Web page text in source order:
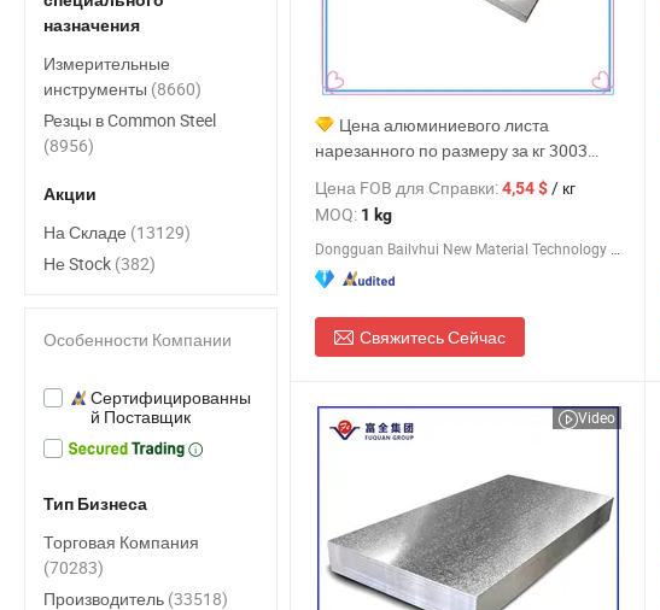
Цена алюминиевого листа
нарезанного по размеру за кг 3003
5052 5754 5083 6061 6082 7075
Цена FOB для Справки:4,54 $/ кг
MOQ: 1 kg
Свяжитесь Сейчас
Video
назначения
Измерительные
инструменты (8660)
Резцы в Common Steel
(8956)
Акции
На Складе (13129)
Не Stock (382)
Особенности Компании
Сертифицированны
й Поставщик
Тип Бизнеса
Торговая Компания
(70283)
Производитель (33518)